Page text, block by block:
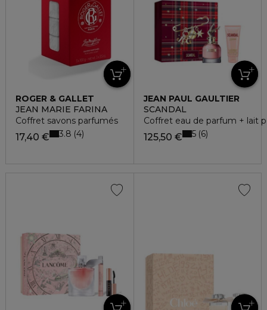
ROGER & GALLET
JEAN MARIE FARINA
Coffret savons parfumés
17,40 € 3.8 4
JEAN PAUL GAULTIER
SCANDAL
Coffret eau de parfum + lait
125,50 € 5 6